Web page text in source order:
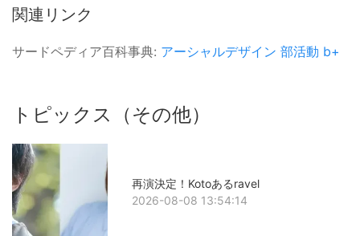
関連リンク
サードペディア百科事典: アーシャルデザイン 部活動 b+
トピックス（その他）
再演決定！Kotoあるravel
2026-08-08 13:54:14